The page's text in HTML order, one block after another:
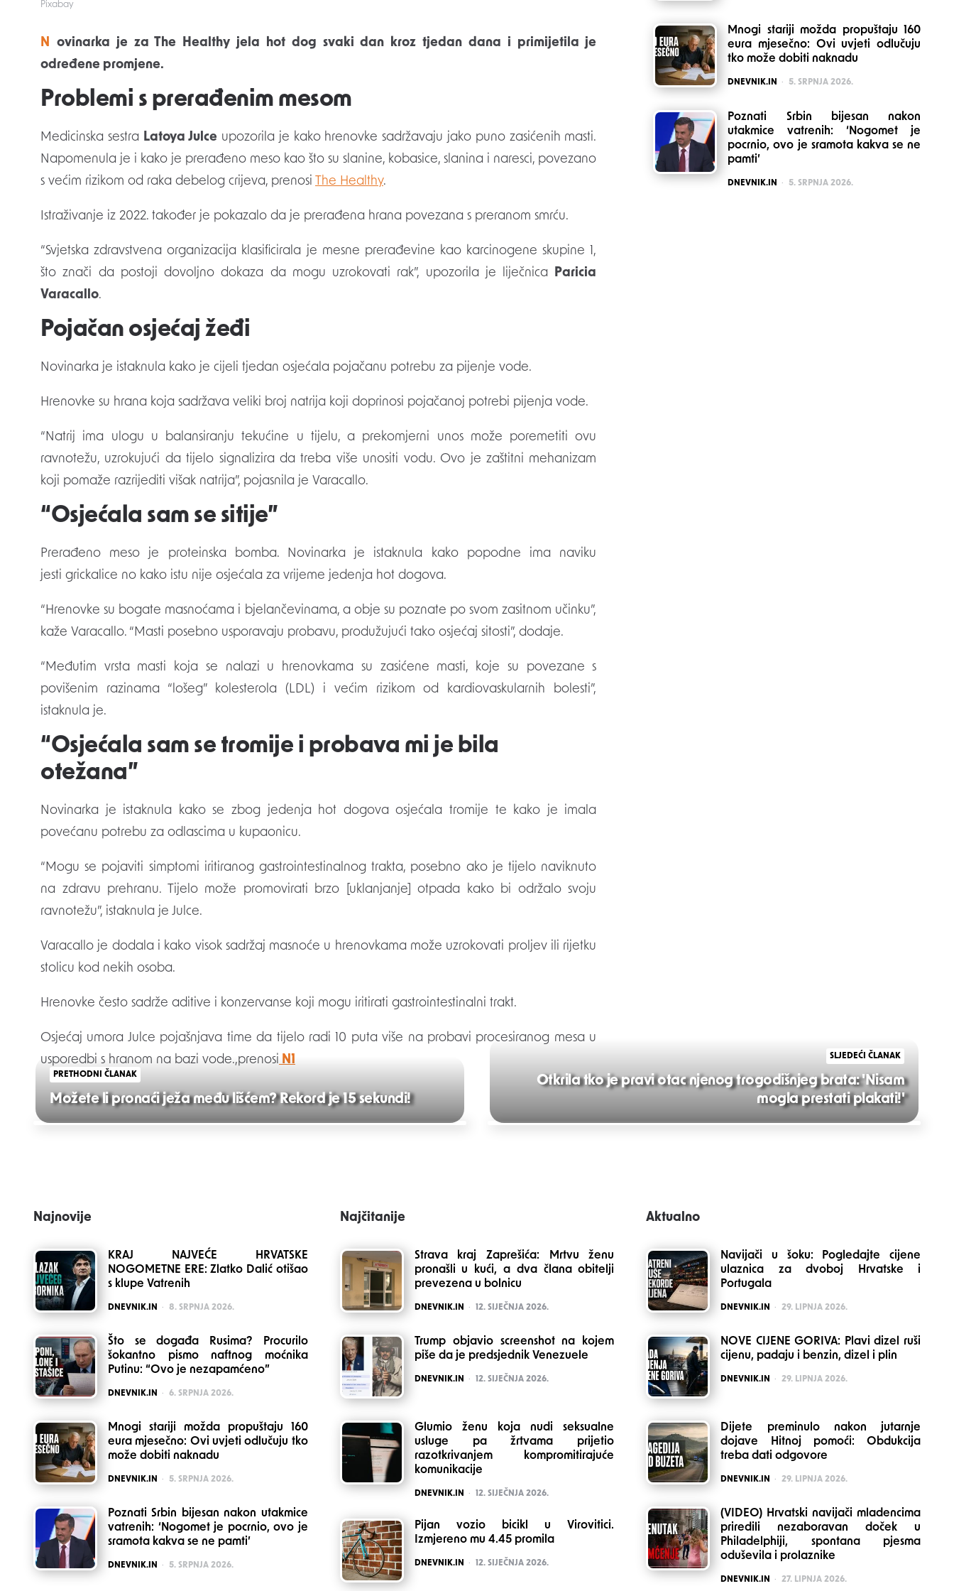
Pixabay
Novinarka je za The Healthy jela hot dog svaki dan kroz tjedan dana i primijetila je
određene promjene.
Problemi s prerađenim mesom
Medicinska sestra Latoya Julce upozorila je kako hrenovke sadržavaju jako puno zasićenih masti.
Napomenula je i kako je prerađeno meso kao što su slanine, kobasice, slanina i naresci, povezano
s većim rizikom od raka debelog crijeva, prenosi The Healthy.
Istraživanje iz 2022. također je pokazalo da je prerađena hrana povezana s preranom smrću.
“Svjetska zdravstvena organizacija klasificirala je mesne prerađevine kao karcinogene skupine 1,
što znači da postoji dovoljno dokaza da mogu uzrokovati rak”, upozorila je liječnica Paricia
Varacallo.
Pojačan osjećaj žeđi
Novinarka je istaknula kako je cijeli tjedan osjećala pojačanu potrebu za pijenje vode.
Hrenovke su hrana koja sadržava veliki broj natrija koji doprinosi pojačanoj potrebi pijenja vode.
“Natrij ima ulogu u balansiranju tekućine u tijelu, a prekomjerni unos može poremetiti ovu
ravnotežu, uzrokujući da tijelo signalizira da treba više unositi vodu. Ovo je zaštitni mehanizam
koji pomaže razrijediti višak natrija”, pojasnila je Varacallo.
“Osjećala sam se sitije”
Prerađeno meso je proteinska bomba. Novinarka je istaknula kako popodne ima naviku
jesti grickalice no kako istu nije osjećala za vrijeme jedenja hot dogova.
“Hrenovke su bogate masnoćama i bjelančevinama, a obje su poznate po svom zasitnom učinku”,
kaže Varacallo. “Masti posebno usporavaju probavu, produžujući tako osjećaj sitosti”, dodaje.
“Međutim vrsta masti koja se nalazi u hrenovkama su zasićene masti, koje su povezane s
povišenim razinama “lošeg” kolesterola (LDL) i većim rizikom od kardiovaskularnih bolesti”,
istaknula je.
“Osjećala sam se tromije i probava mi je bila
otežana”
Novinarka je istaknula kako se zbog jedenja hot dogova osjećala tromije te kako je imala
povećanu potrebu za odlascima u kupaonicu.
“Mogu se pojaviti simptomi iritiranog gastrointestinalnog trakta, posebno ako je tijelo naviknuto
na zdravu prehranu. Tijelo može promovirati brzo [uklanjanje] otpada kako bi održalo svoju
ravnotežu”, istaknula je Julce.
Varacallo je dodala i kako visok sadržaj masnoće u hrenovkama može uzrokovati proljev ili rijetku
stolicu kod nekih osoba.
Hrenovke često sadrže aditive i konzervanse koji mogu iritirati gastrointestinalni trakt.
Osjećaj umora Julce pojašnjava time da tijelo radi 10 puta više na probavi procesiranog mesa u
usporedbi s hranom na bazi vode.,prenosi N1
Post
PRETHODNI ČLANAK
Možete li pronaći ježa među lišćem? Rekord je 15 sekundi!
SLJEDEĆI ČLANAK
Otkrila tko je pravi otac njenog trogodišnjeg brata: 'Nisam
mogla prestati plakati!'
Mnogi stariji možda propuštaju 160
eura mjesečno: Ovi uvjeti odlučuju
tko može dobiti naknadu
POSTED
DNEVNIK.IN 5. SRPNJA 2026.
Poznati Srbin bijesan nakon
utakmice vatrenih: ‘Nogomet je
pocrnio, ovo je sramota kakva se ne
pamti’
POSTED
DNEVNIK.IN 5. SRPNJA 2026.
Najnovije
KRAJ NAJVEĆE HRVATSKE
NOGOMETNE ERE: Zlatko Dalić otišao
s klupe Vatrenih
POSTED
DNEVNIK.IN 8. SRPNJA 2026.
Što se događa Rusima? Procurilo
šokantno pismo naftnog moćnika
Putinu: “Ovo je nezapamćeno”
POSTED
DNEVNIK.IN 6. SRPNJA 2026.
Mnogi stariji možda propuštaju 160
eura mjesečno: Ovi uvjeti odlučuju tko
može dobiti naknadu
POSTED
DNEVNIK.IN 5. SRPNJA 2026.
Poznati Srbin bijesan nakon utakmice
vatrenih: ‘Nogomet je pocrnio, ovo je
sramota kakva se ne pamti’
POSTED
DNEVNIK.IN 5. SRPNJA 2026.
Najčitanije
Strava kraj Zaprešića: Mrtvu ženu
pronašli u kući, a dva člana obitelji
prevezena u bolnicu
POSTED
DNEVNIK.IN 12. SIJEČNJA 2026.
Trump objavio screenshot na kojem
piše da je predsjednik Venezuele
POSTED
DNEVNIK.IN 12. SIJEČNJA 2026.
Glumio ženu koja nudi seksualne
usluge pa žrtvama prijetio
razotkrivanjem kompromitirajuće
komunikacije
POSTED
DNEVNIK.IN 12. SIJEČNJA 2026.
Pijan vozio bicikl u Virovitici.
Izmjereno mu 4.45 promila
POSTED
DNEVNIK.IN 12. SIJEČNJA 2026.
Aktualno
Navijači u šoku: Pogledajte cijene
ulaznica za dvoboj Hrvatske i
Portugala
POSTED
DNEVNIK.IN 29. LIPNJA 2026.
NOVE CIJENE GORIVA: Plavi dizel ruši
cijenu, padaju i benzin, dizel i plin
POSTED
DNEVNIK.IN 29. LIPNJA 2026.
Dijete preminulo nakon jutarnje
dojave Hitnoj pomoći: Obdukcija
treba dati odgovore
POSTED
DNEVNIK.IN 29. LIPNJA 2026.
(VIDEO) Hrvatski navijači mladencima
priredili nezaboravan doček u
Philadelphiji, spontana pjesma
oduševila i prolaznike
POSTED
DNEVNIK.IN 27. LIPNJA 2026.